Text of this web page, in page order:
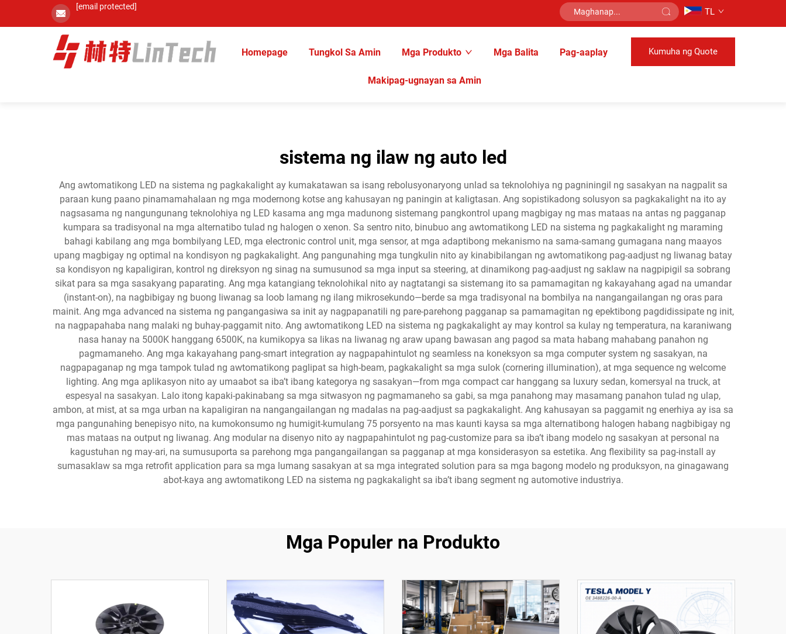
[email protected] TL
Homepage Tungkol Sa Amin Mga Produkto Mga Balita Pag-aaplay
Makipag-ugnayan sa Amin
Kumuha ng Quote
sistema ng ilaw ng auto led
Ang awtomatikong LED na sistema ng pagkakalight ay kumakatawan sa isang rebolusyonaryong unlad sa teknolohiya ng pagniningil ng sasakyan na nagpalit sa
paraan kung paano pinamamahalaan ng mga modernong kotse ang kahusayan ng paningin at kaligtasan. Ang sopistikadong solusyon sa pagkakalight na ito ay
nagsasama ng nangungunang teknolohiya ng LED kasama ang mga madunong sistemang pangkontrol upang magbigay ng mas mataas na antas ng pagganap
kumpara sa tradisyonal na mga alternatibo tulad ng halogen o xenon. Sa sentro nito, binubuo ang awtomatikong LED na sistema ng pagkakalight ng maraming
bahagi kabilang ang mga bombilyang LED, mga electronic control unit, mga sensor, at mga adaptibong mekanismo na sama-samang gumagana nang maayos
upang magbigay ng optimal na kondisyon ng pagkakalight. Ang pangunahing mga tungkulin nito ay kinabibilangan ng awtomatikong pag-aadjust ng liwanag batay
sa kondisyon ng kapaligiran, kontrol ng direksyon ng sinag na sumusunod sa mga input sa steering, at dinamikong pag-aadjust ng saklaw na nagpipigil sa sobrang
sikat para sa mga sasakyang paparating. Ang mga katangiang teknolohikal nito ay nagtatangi sa sistemang ito sa pamamagitan ng kakayahang agad na umandar
(instant-on), na nagbibigay ng buong liwanag sa loob lamang ng ilang mikrosekundo—berde sa mga tradisyonal na bombilya na nangangailangan ng oras para
mainit. Ang mga advanced na sistema ng pangangasiwa sa init ay nagpapanatili ng pare-parehong pagganap sa pamamagitan ng epektibong pagdidissipate ng init,
na nagpapahaba nang malaki ng buhay-paggamit nito. Ang awtomatikong LED na sistema ng pagkakalight ay may kontrol sa kulay ng temperatura, na karaniwang
nasa hanay na 5000K hanggang 6500K, na kumikopya sa likas na liwanag ng araw upang bawasan ang pagod sa mata habang mahabang panahon ng
pagmamaneho. Ang mga kakayahang pang-smart integration ay nagpapahintulot ng seamless na koneksyon sa mga computer system ng sasakyan, na
nagpapaganap ng mga tampok tulad ng awtomatikong paglipat sa high-beam, pagkakalight sa mga sulok (cornering illumination), at mga sequence ng welcome
lighting. Ang mga aplikasyon nito ay umaabot sa iba’t ibang kategorya ng sasakyan—from mga compact car hanggang sa luxury sedan, komersyal na truck, at
espesyal na sasakyan. Lalo itong kapaki-pakinabang sa mga sitwasyon ng pagmamaneho sa gabi, sa mga panahong may masamang panahon tulad ng ulap,
ambon, at mist, at sa mga urban na kapaligiran na nangangailangan ng madalas na pag-aadjust sa pagkakalight. Ang kahusayan sa paggamit ng enerhiya ay isa sa
mga pangunahing benepisyo nito, na kumokonsumo ng humigit-kumulang 75 porsyento na mas kaunti kaysa sa mga alternatibong halogen habang nagbibigay ng
mas mataas na output ng liwanag. Ang modular na disenyo nito ay nagpapahintulot ng pag-customize para sa iba’t ibang modelo ng sasakyan at personal na
kagustuhan ng may-ari, na sumusuporta sa parehong mga pangangailangan sa pagganap at mga konsiderasyon sa estetika. Ang flexibility sa pag-install ay
sumasaklaw sa mga retrofit application para sa mga lumang sasakyan at sa mga integrated solution para sa mga bagong modelo ng produksyon, na ginagawang
abot-kaya ang awtomatikong LED na sistema ng pagkakalight sa iba’t ibang segment ng automotive industriya.
Mga Populer na Produkto